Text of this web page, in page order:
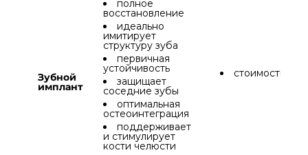
Зубной
имплант
полное
восстановление
идеально
имитирует
структуру зуба
первичная
устойчивость
защищает
соседние зубы
оптимальная
остеоинтеграция
поддерживает
и стимулирует
кости челюсти
стоимость